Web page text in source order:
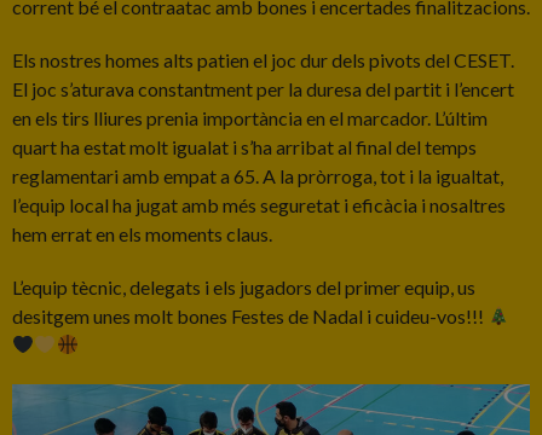
corrent bé el contraatac amb bones i encertades finalitzacions.
Els nostres homes alts patien el joc dur dels pivots del CESET.
El joc s’aturava constantment per la duresa del partit i l’encert
en els tirs lliures prenia importància en el marcador. L’últim
quart ha estat molt igualat i s’ha arribat al final del temps
reglamentari amb empat a 65. A la pròrroga, tot i la igualtat,
l’equip local ha jugat amb més seguretat i eficàcia i nosaltres
hem errat en els moments claus.
L’equip tècnic, delegats i els jugadors del primer equip, us
desitgem unes molt bones Festes de Nadal i cuideu-vos!!!